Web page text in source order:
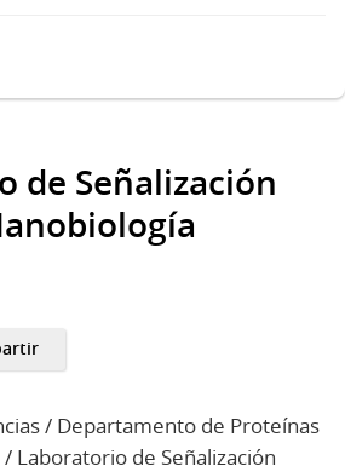
de Señalización
/ Departamento de Proteínas
Laboratorio de Señalización